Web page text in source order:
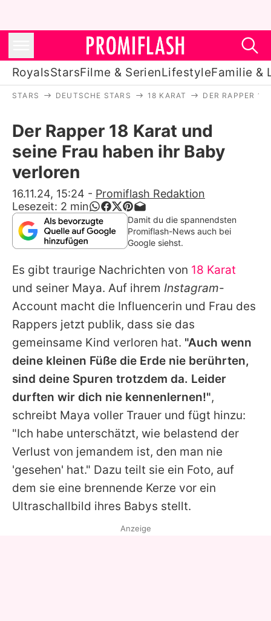
RoyalsStarsFilme & SerienLifestyleFamilie &
Stars
Filme & Serien
Lifestyle
Familie & Liebe
Promiflash Exklusiv
Alle Themen auf Promiflash
Jobs
App runterladen
Team
Redaktionelle Richtlinien
Impressum
Datenschutzerklärung
Nutzungsbedingungen
Utiq verwalten
STARS DEUTSCHE STARS 18 KARAT DER RAPPER 18
Der Rapper 18 Karat und
seine Frau haben ihr Baby
verloren
16.11.24, 15:24 - Promiflash Redaktion
Lesezeit: 2 min
Damit du die spannendsten
Promiflash-News auch bei
Google siehst.
Es gibt traurige Nachrichten von 18 Karat
und seiner Maya. Auf ihrem Instagram-
Account macht die Influencerin und Frau des
Rappers jetzt publik, dass sie das
gemeinsame Kind verloren hat. "Auch wenn
deine kleinen Füße die Erde nie berührten,
sind deine Spuren trotzdem da. Leider
durften wir dich nie kennenlernen!",
schreibt Maya voller Trauer und fügt hinzu:
"Ich habe unterschätzt, wie belastend der
Verlust von jemandem ist, den man nie
'gesehen' hat." Dazu teilt sie ein Foto, auf
dem sie eine brennende Kerze vor ein
Ultraschallbild ihres Babys stellt.
Anzeige